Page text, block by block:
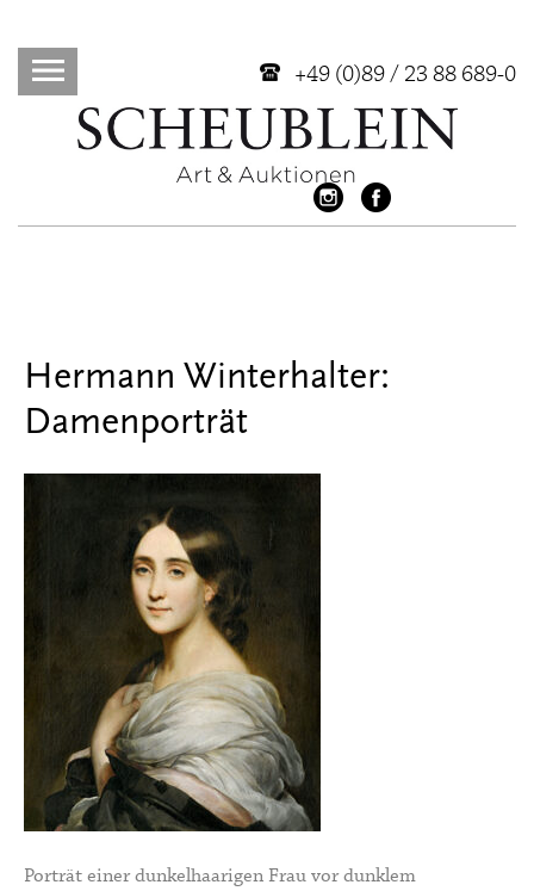
+49 (0)89 / 23 88 689-0
Hermann Winterhalter:
Damenporträt
Porträt einer dunkelhaarigen Frau vor dunklem